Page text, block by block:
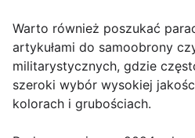
Warto również poszukać
artykułami do samoobrony
militarystycznych, gdzie
szeroki wybór wysokiej
kolorach i grubościach.